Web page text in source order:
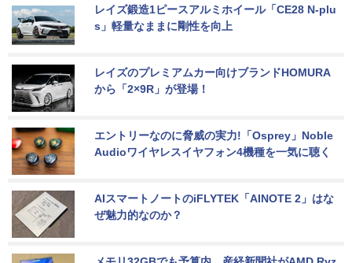
レイズ鍛造1ピースアルミホイール「CE28 N-plu
s」軽量なままに剛性を向上
レイズのプレミアムカー向けブランドHOMURA
から「2×9R」が登場！
エントリーなのに脅威の実力!「Osprey」Noble
Audioワイヤレスイヤフォン4機種を一気に聴く
AIスマートノートのiFLYTEK「AINOTE 2」はな
ぜ魅力的なのか？